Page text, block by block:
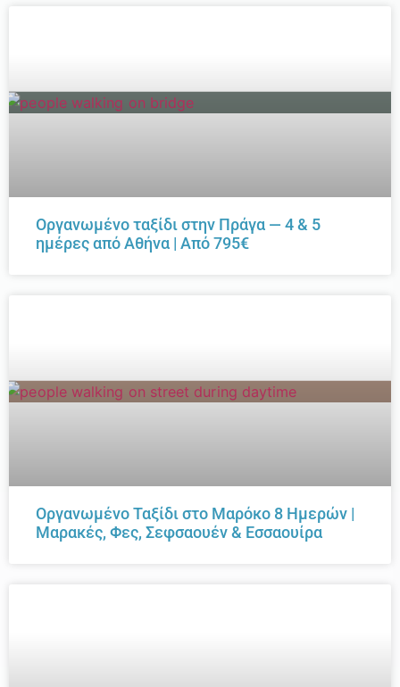
Οργανωμένο ταξίδι στην Πράγα — 4 & 5
ημέρες από Αθήνα | Από 795€
Οργανωμένο Ταξίδι στο Μαρόκο 8 Ημερών |
Μαρακές, Φες, Σεφσαουέν & Εσσαουίρα